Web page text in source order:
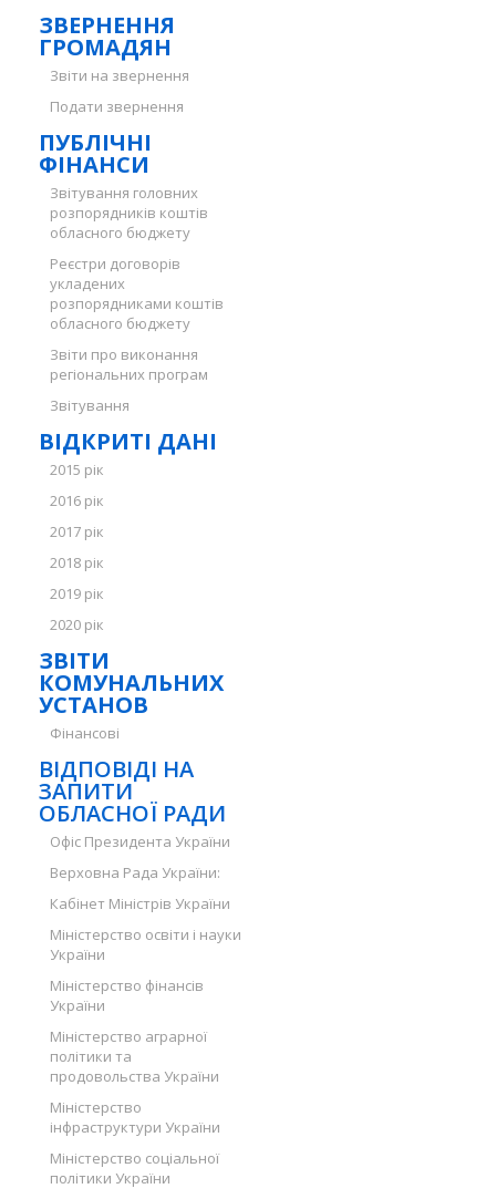
ЗВЕРНЕННЯ
ГРОМАДЯН
Звіти на звернення
Подати звернення
ПУБЛІЧНІ
ФІНАНСИ
Звітування головних
розпорядників коштів
обласного бюджету
Реєстри договорів
укладених
розпорядниками коштів
обласного бюджету
Звіти про виконання
регіональних програм
Звітування
ВІДКРИТІ ДАНІ
2015 рік
2016 рік
2017 рік
2018 рік
2019 рік
2020 рік
ЗВІТИ
КОМУНАЛЬНИХ
УСТАНОВ
Фінансові
ВІДПОВІДІ НА
ЗАПИТИ
ОБЛАСНОЇ РАДИ
Офіс Президента України
Верховна Рада України:
Кабінет Міністрів України
Міністерство освіти і науки
України
Міністерство фінансів
України
Міністерство аграрної
політики та
продовольства України
Міністерство
інфраструктури України
Міністерство соціальної
політики України